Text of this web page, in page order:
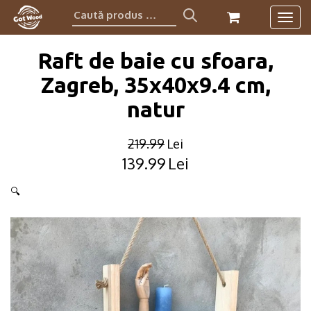
Caută
produs:
Raft de baie cu sfoara,
Zagreb, 35x40x9.4 cm,
natur
219.99 Lei
Original
219.99lei.
139.99 Lei
Current
139.99lei.
🔍